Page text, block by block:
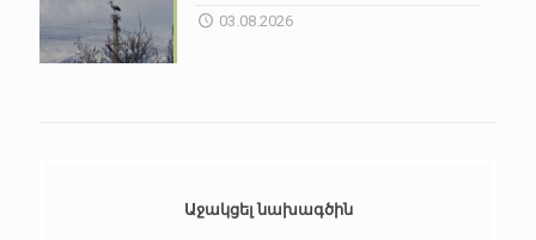
03.08.2026
Աջակցել նախագծին